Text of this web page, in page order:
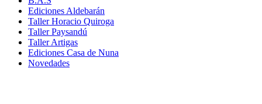
Ediciones Aldebarán
Taller Horacio Quiroga
Taller Paysandú
Taller Artigas
Ediciones Casa de Nuna
Novedades